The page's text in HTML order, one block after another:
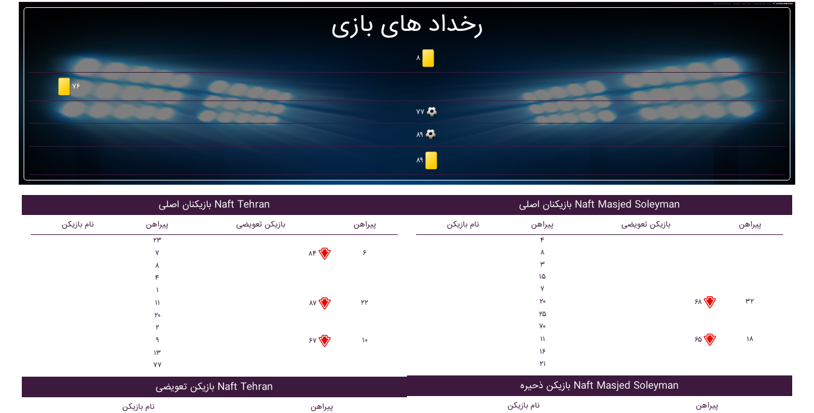
رخداد های بازی
۸
۷۶
۷۷
۸۹
۸۹
بازیکنان اصلی Naft Tehran
نام بازیکن پیراهن بازیکن تعویضی پیراهن
۲۳
۷
۸۴
۶
۸
۴
۱
۱۱
۸۷
۲۲
۲۰
۲
۹
۶۷
۱۰
۱۳
۷۷
بازیکن تعویضی Naft Tehran
نام بازیکن پیراهن
بازیکنان اصلی Naft Masjed Soleyman
نام بازیکن پیراهن بازیکن تعویضی پیراهن
۴
۸
۳
۱۵
۷
۲۰
۶۸
۳۲
۲۵
۷۰
۱۱
۶۵
۱۸
۱۶
۲۱
بازیکن ذحیره Naft Masjed Soleyman
نام بازیکن پیراهن